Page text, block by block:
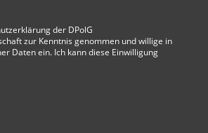
der DPolG
zur Kenntnis genommen und willige in
Daten ein. Ich kann diese Einwilligung